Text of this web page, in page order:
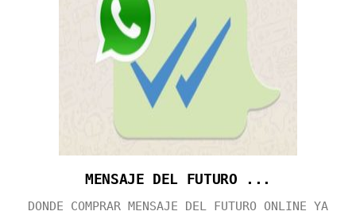
MENSAJE DEL FUTURO ...
DONDE COMPRAR MENSAJE DEL FUTURO ONLINE YA